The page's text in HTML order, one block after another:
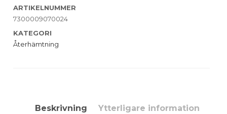
ARTIKELNUMMER
7300009070024
KATEGORI
Återhämtning
Beskrivning
Ytterligare information